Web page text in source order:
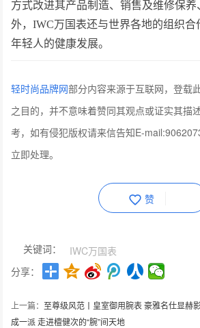
方式改进其产品制造、销售及维修保
外，IWC万国表还与世界各地的组织合
年轻人的健康发展。
轻时尚品牌网部分内容来源于互联网，登载
之目的，并不意味着赞同其观点或证实其描
考，如有侵犯版权请来信告知E-
立即处理。
赞
关键词：
IWC万国表
分享：
上一篇： 至尊级风范丨皇室御用腕表 豪雅名仕显赫
成一派 走进檀健次的“腕”间天地